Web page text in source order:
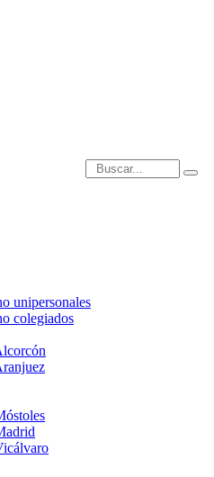
Introduce términos de
unipersonales
colegiados